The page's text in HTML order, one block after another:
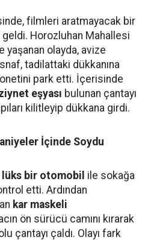
filmleri aratmayacak bir
geldi. Horozluhan Mahallesi
yaşanan olayda, avize
tadilattaki dükkanına
park etti. İçerisinde
eşyası bulunan çantayı
kilitleyip dükkana girdi.
İçinde Soydu
bir otomobil ile sokağa
etti. Ardından
kar maskeli
ön sürücü camını kırarak
çantayı çaldı. Olayı fark